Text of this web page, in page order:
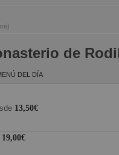
de
DEL DÍA
13,50€
19,00€